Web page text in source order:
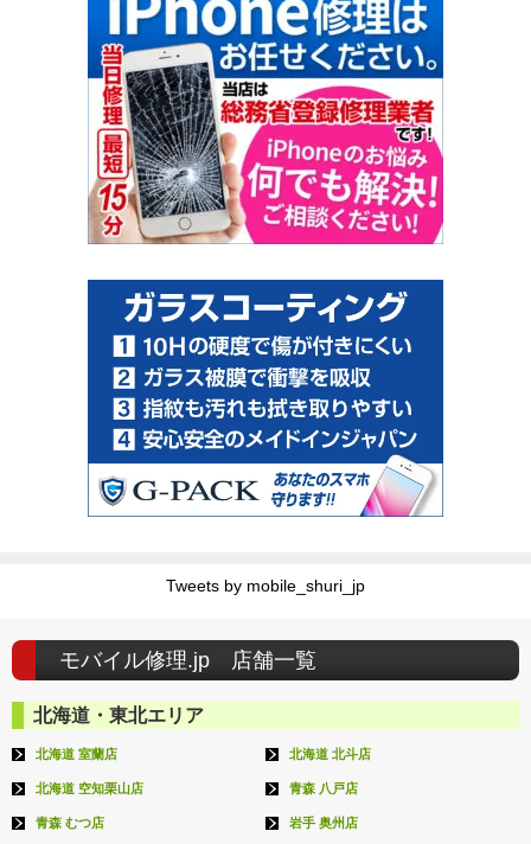
Tweets by mobile_shuri_jp
モバイル修理.jp 店舗一覧
北海道・東北エリア
北海道 室蘭店 北海道 北斗店
北海道 空知栗山店 青森 八戸店
青森 むつ店 岩手 奥州店